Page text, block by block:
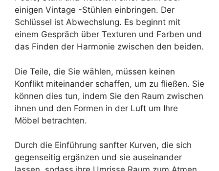
einigen Vintage -Stühlen einbringen. Der
Schlüssel ist Abwechslung. Es beginnt mit
einem Gespräch über Texturen und Farben und
das Finden der Harmonie zwischen den beiden.
Die Teile, die Sie wählen, müssen keinen
Konflikt miteinander schaffen, um zu fließen. Sie
können dies tun, indem Sie den Raum zwischen
ihnen und den Formen in der Luft um Ihre
Möbel betrachten.
Durch die Einführung sanfter Kurven, die sich
gegenseitig ergänzen und sie auseinander